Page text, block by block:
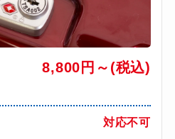
8,800円～(税込)
対応不可